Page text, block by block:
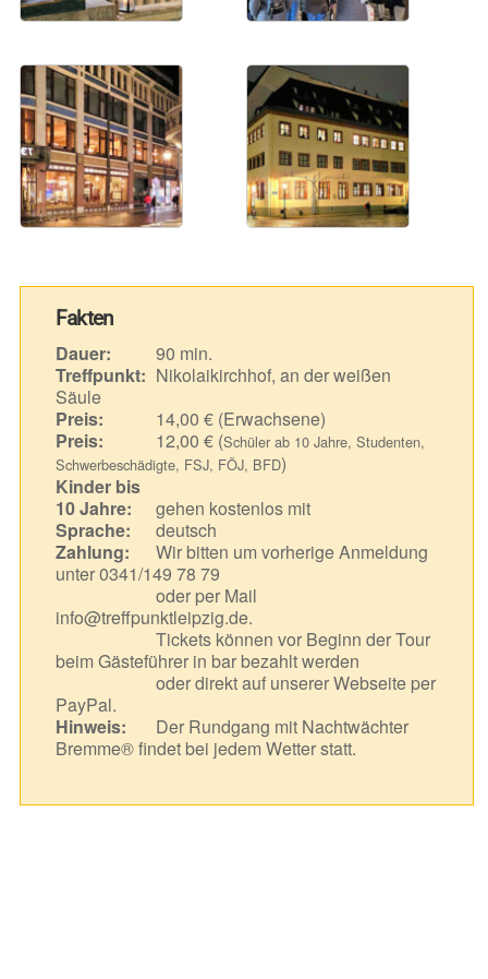
Fakten
Dauer:
90 min.
Treffpunkt: Nikolaikirchhof, an der weißen
Säule
Preis:
14,00 € (Erwachsene)
Preis:
12,00 € (Schüler ab 10 Jahre, Studenten,
Schwerbeschädigte, FSJ, FÖJ, BFD)
Kinder bis
10 Jahre:
gehen kostenlos mit
Sprache:
deutsch
Zahlung:
Wir bitten um vorherige Anmeldung
unter 0341/149 78 79
oder per Mail
info@treffpunktleipzig.de.
Tickets können vor Beginn der Tour
beim Gästeführer in bar bezahlt werden
oder direkt auf unserer Webseite per
PayPal.
Hinweis:
Der Rundgang mit Nachtwächter
Bremme® findet bei jedem Wetter statt.